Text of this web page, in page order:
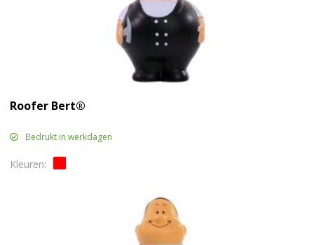
Roofer Bert®
Bedrukt in werkdagen